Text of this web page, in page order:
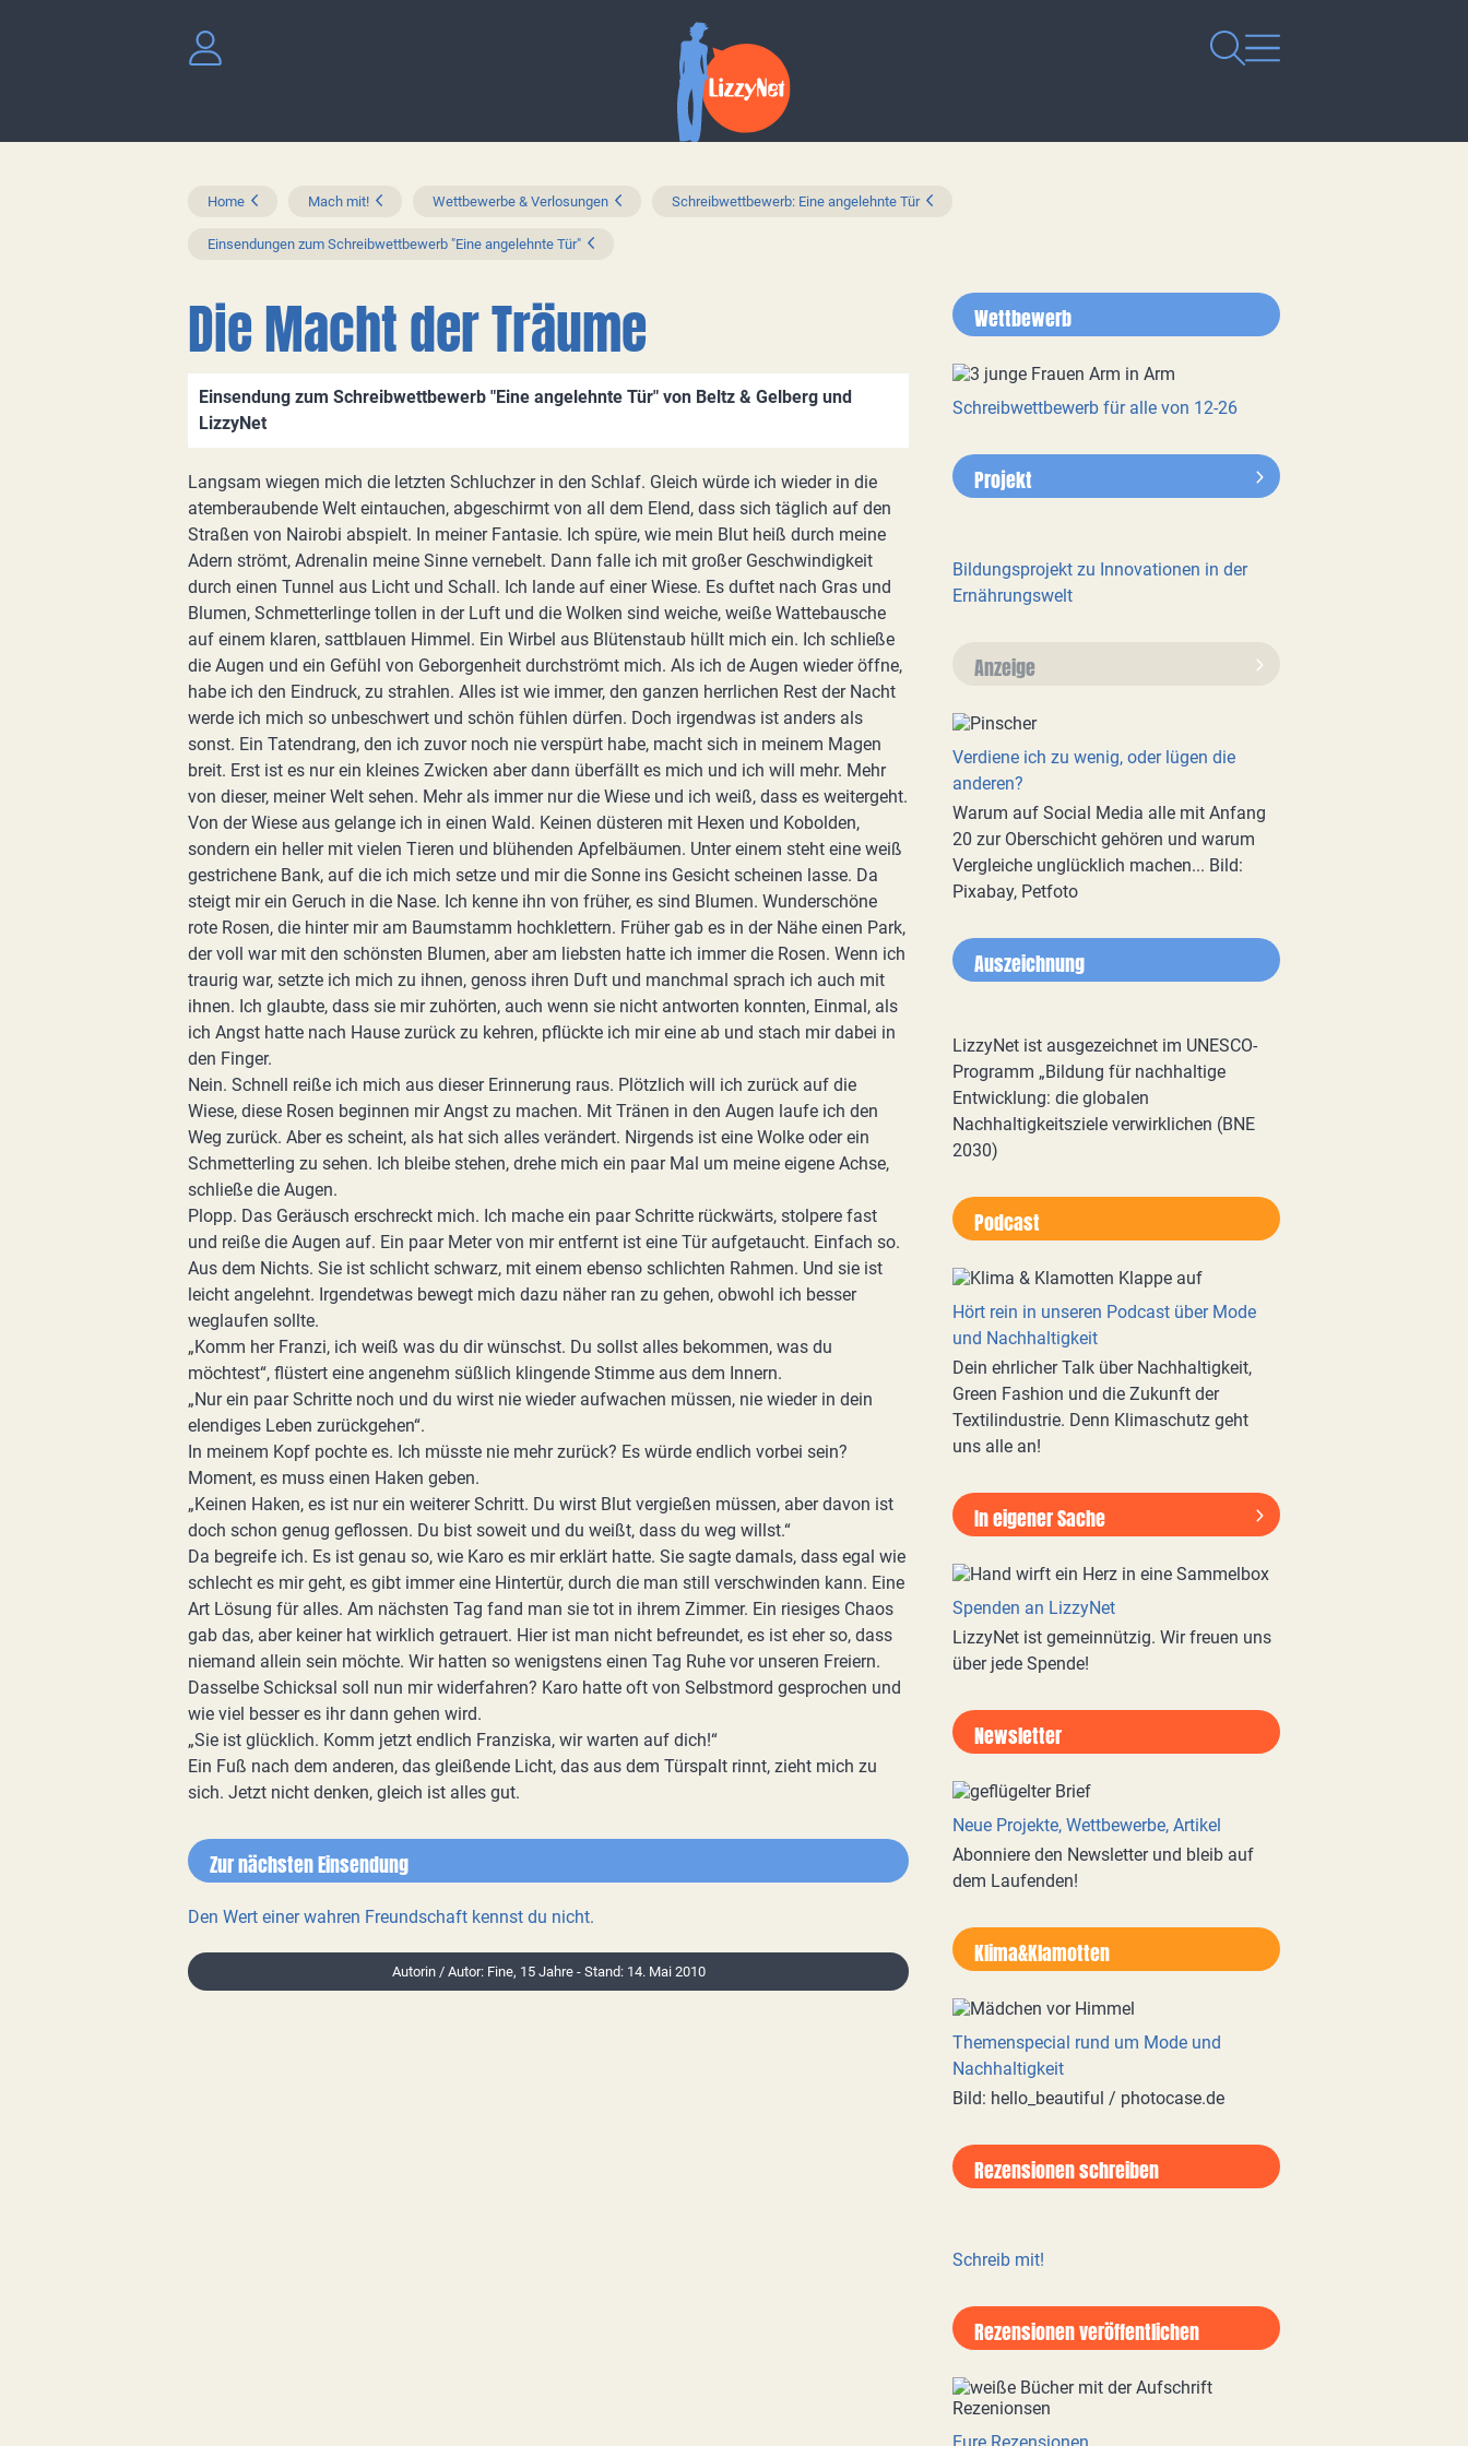
Home Mach mit! Wettbewerbe & Verlosungen Schreibwettbewerb: Eine angelehnte Tür
Einsendungen zum Schreibwettbewerb "Eine angelehnte Tür"
Die Macht der Träume
Einsendung zum Schreibwettbewerb "Eine angelehnte Tür" von Beltz & Gelberg und
LizzyNet
Langsam wiegen mich die letzten Schluchzer in den Schlaf. Gleich würde ich wieder in die
atemberaubende Welt eintauchen, abgeschirmt von all dem Elend, dass sich täglich auf den
Straßen von Nairobi abspielt. In meiner Fantasie. Ich spüre, wie mein Blut heiß durch meine
Adern strömt, Adrenalin meine Sinne vernebelt. Dann falle ich mit großer Geschwindigkeit
durch einen Tunnel aus Licht und Schall. Ich lande auf einer Wiese. Es duftet nach Gras und
Blumen, Schmetterlinge tollen in der Luft und die Wolken sind weiche, weiße Wattebausche
auf einem klaren, sattblauen Himmel. Ein Wirbel aus Blütenstaub hüllt mich ein. Ich schließe
die Augen und ein Gefühl von Geborgenheit durchströmt mich. Als ich de Augen wieder öffne,
habe ich den Eindruck, zu strahlen. Alles ist wie immer, den ganzen herrlichen Rest der Nacht
werde ich mich so unbeschwert und schön fühlen dürfen. Doch irgendwas ist anders als
sonst. Ein Tatendrang, den ich zuvor noch nie verspürt habe, macht sich in meinem Magen
breit. Erst ist es nur ein kleines Zwicken aber dann überfällt es mich und ich will mehr. Mehr
von dieser, meiner Welt sehen. Mehr als immer nur die Wiese und ich weiß, dass es weitergeht.
Von der Wiese aus gelange ich in einen Wald. Keinen düsteren mit Hexen und Kobolden,
sondern ein heller mit vielen Tieren und blühenden Apfelbäumen. Unter einem steht eine weiß
gestrichene Bank, auf die ich mich setze und mir die Sonne ins Gesicht scheinen lasse. Da
steigt mir ein Geruch in die Nase. Ich kenne ihn von früher, es sind Blumen. Wunderschöne
rote Rosen, die hinter mir am Baumstamm hochklettern. Früher gab es in der Nähe einen Park,
der voll war mit den schönsten Blumen, aber am liebsten hatte ich immer die Rosen. Wenn ich
traurig war, setzte ich mich zu ihnen, genoss ihren Duft und manchmal sprach ich auch mit
ihnen. Ich glaubte, dass sie mir zuhörten, auch wenn sie nicht antworten konnten, Einmal, als
ich Angst hatte nach Hause zurück zu kehren, pflückte ich mir eine ab und stach mir dabei in
den Finger.
Nein. Schnell reiße ich mich aus dieser Erinnerung raus. Plötzlich will ich zurück auf die
Wiese, diese Rosen beginnen mir Angst zu machen. Mit Tränen in den Augen laufe ich den
Weg zurück. Aber es scheint, als hat sich alles verändert. Nirgends ist eine Wolke oder ein
Schmetterling zu sehen. Ich bleibe stehen, drehe mich ein paar Mal um meine eigene Achse,
schließe die Augen.
Plopp. Das Geräusch erschreckt mich. Ich mache ein paar Schritte rückwärts, stolpere fast
und reiße die Augen auf. Ein paar Meter von mir entfernt ist eine Tür aufgetaucht. Einfach so.
Aus dem Nichts. Sie ist schlicht schwarz, mit einem ebenso schlichten Rahmen. Und sie ist
leicht angelehnt. Irgendetwas bewegt mich dazu näher ran zu gehen, obwohl ich besser
weglaufen sollte.
„Komm her Franzi, ich weiß was du dir wünschst. Du sollst alles bekommen, was du
möchtest“, flüstert eine angenehm süßlich klingende Stimme aus dem Innern.
„Nur ein paar Schritte noch und du wirst nie wieder aufwachen müssen, nie wieder in dein
elendiges Leben zurückgehen“.
In meinem Kopf pochte es. Ich müsste nie mehr zurück? Es würde endlich vorbei sein?
Moment, es muss einen Haken geben.
„Keinen Haken, es ist nur ein weiterer Schritt. Du wirst Blut vergießen müssen, aber davon ist
doch schon genug geflossen. Du bist soweit und du weißt, dass du weg willst.“
Da begreife ich. Es ist genau so, wie Karo es mir erklärt hatte. Sie sagte damals, dass egal wie
schlecht es mir geht, es gibt immer eine Hintertür, durch die man still verschwinden kann. Eine
Art Lösung für alles. Am nächsten Tag fand man sie tot in ihrem Zimmer. Ein riesiges Chaos
gab das, aber keiner hat wirklich getrauert. Hier ist man nicht befreundet, es ist eher so, dass
niemand allein sein möchte. Wir hatten so wenigstens einen Tag Ruhe vor unseren Freiern.
Dasselbe Schicksal soll nun mir widerfahren? Karo hatte oft von Selbstmord gesprochen und
wie viel besser es ihr dann gehen wird.
„Sie ist glücklich. Komm jetzt endlich Franziska, wir warten auf dich!“
Ein Fuß nach dem anderen, das gleißende Licht, das aus dem Türspalt rinnt, zieht mich zu
sich. Jetzt nicht denken, gleich ist alles gut.
Zur nächsten Einsendung
Den Wert einer wahren Freundschaft kennst du nicht.
Autorin / Autor: Fine, 15 Jahre - Stand: 14. Mai 2010
Wettbewerb
Schreibwettbewerb für alle von 12-26
Projekt
Bildungsprojekt zu Innovationen in der
Ernährungswelt
Anzeige
Verdiene ich zu wenig, oder lügen die
anderen?
Warum auf Social Media alle mit Anfang
20 zur Oberschicht gehören und warum
Vergleiche unglücklich machen... Bild:
Pixabay, Petfoto
Auszeichnung
LizzyNet ist ausgezeichnet im UNESCO-
Programm „Bildung für nachhaltige
Entwicklung: die globalen
Nachhaltigkeitsziele verwirklichen (BNE
2030)
Podcast
Hört rein in unseren Podcast über Mode
und Nachhaltigkeit
Dein ehrlicher Talk über Nachhaltigkeit,
Green Fashion und die Zukunft der
Textilindustrie. Denn Klimaschutz geht
uns alle an!
In eigener Sache
Spenden an LizzyNet
LizzyNet ist gemeinnützig. Wir freuen uns
über jede Spende!
Newsletter
Neue Projekte, Wettbewerbe, Artikel
Abonniere den Newsletter und bleib auf
dem Laufenden!
Klima&Klamotten
Themenspecial rund um Mode und
Nachhaltigkeit
Bild: hello_beautiful / photocase.de
Rezensionen schreiben
Schreib mit!
Rezensionen veröffentlichen